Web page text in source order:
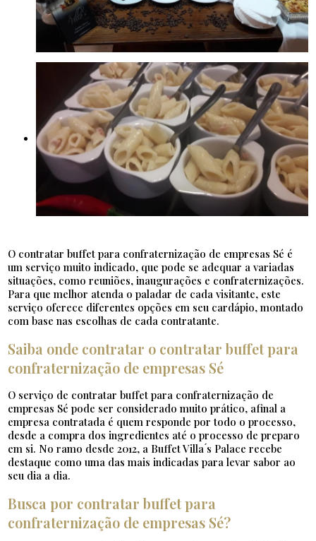
O contratar buffet para confraternização de empresas Sé é
um serviço muito indicado, que pode se adequar a variadas
situações, como reuniões, inaugurações e confraternizações.
Para que melhor atenda o paladar de cada visitante, este
serviço oferece diferentes opções em seu cardápio, montado
com base nas escolhas de cada contratante.
Saiba onde contratar o contratar buffet para
confraternização de empresas Sé
O serviço de contratar buffet para confraternização de
empresas Sé pode ser considerado muito prático, afinal a
empresa contratada é quem responde por todo o processo,
desde a compra dos ingredientes até o processo de preparo
em si. No ramo desde 2012, a Buffet Villa ́s Palace recebe
destaque como uma das mais indicadas para levar sabor ao
seu dia a dia.
Busca por contratar buffet para
confraternização de empresas Sé?